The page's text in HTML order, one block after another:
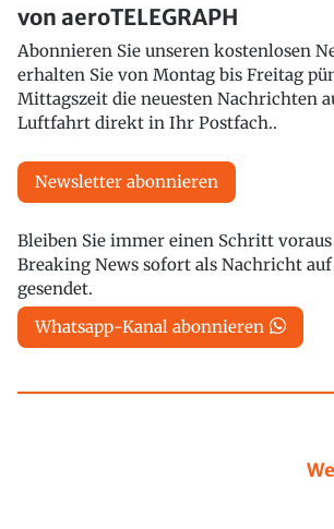
von aeroTELEGRAPH
Abonnieren Sie unseren kostenlosen
erhalten Sie von Montag bis Freitag
Mittagszeit die neuesten Nachrichten
Luftfahrt direkt in Ihr Postfach..
Newsletter abonnieren
Bleiben Sie immer einen Schritt
Breaking News sofort als Nachricht
gesendet.
Whatsapp-Kanal abonnieren